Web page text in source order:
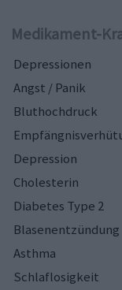
Medikament-
Depressionen
Angst / Panik
Bluthochdruck
Depression
Cholesterin
Diabetes Type 2
Blasenentzündung
Asthma
Schlaflosigkeit